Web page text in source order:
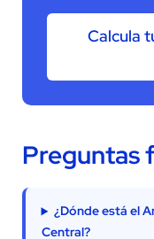
Calcula
Preguntas
¿Dónde está el
Central?